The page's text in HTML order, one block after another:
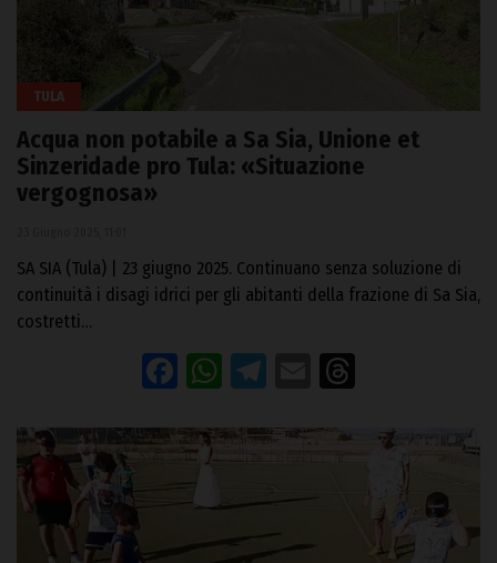
TULA
Acqua non potabile a Sa Sia, Unione et
Sinzeridade pro Tula: «Situazione
vergognosa»
SA SIA (Tula) | 23 giugno 2025. Continuano senza soluzione di
continuità i disagi idrici per gli abitanti della frazione di Sa Sia,
costretti…
Facebook
WhatsApp
Telegram
Email